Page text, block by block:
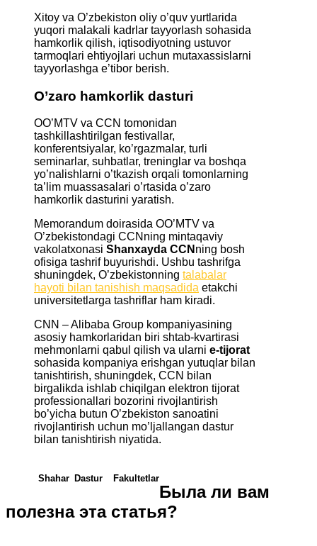
Xitoy va O’zbekiston oliy o’quv yurtlarida
yuqori malakali kadrlar tayyorlash sohasida
hamkorlik qilish, iqtisodiyotning ustuvor
tarmoqlari ehtiyojlari uchun mutaxassislarni
tayyorlashga e’tibor berish.
O’zaro hamkorlik dasturi
OO’MTV va CCN tomonidan
tashkillashtirilgan festivallar,
konferentsiyalar, ko’rgazmalar, turli
seminarlar, suhbatlar, treninglar va boshqa
yo’nalishlarni o’tkazish orqali tomonlarning
ta’lim muassasalari o’rtasida o’zaro
hamkorlik dasturini yaratish.
Memorandum doirasida OO’MTV va
O’zbekistondagi CCNning mintaqaviy
vakolatxonasi Shanxayda CCN ning bosh
ofisiga tashrif buyurishdi. Ushbu tashrifga
shuningdek, O’zbekistonning talabalar
hayoti bilan tanishish maqsadida etakchi
universitetlarga tashriflar ham kiradi.
CNN – Alibaba Group kompaniyasining
asosiy hamkorlaridan biri shtab-kvartirasi
mehmonlarni qabul qilish va ularni e-tijorat
sohasida kompaniya erishgan yutuqlar bilan
tanishtirish, shuningdek, CCN bilan
birgalikda ishlab chiqilgan elektron tijorat
professionallari bozorini rivojlantirish
bo’yicha butun O’zbekiston sanoatini
rivojlantirish uchun mo’ljallangan dastur
bilan tanishtirish niyatida.
Shahar Dastur Fakultetlar
Была ли вам
полезна эта статья?